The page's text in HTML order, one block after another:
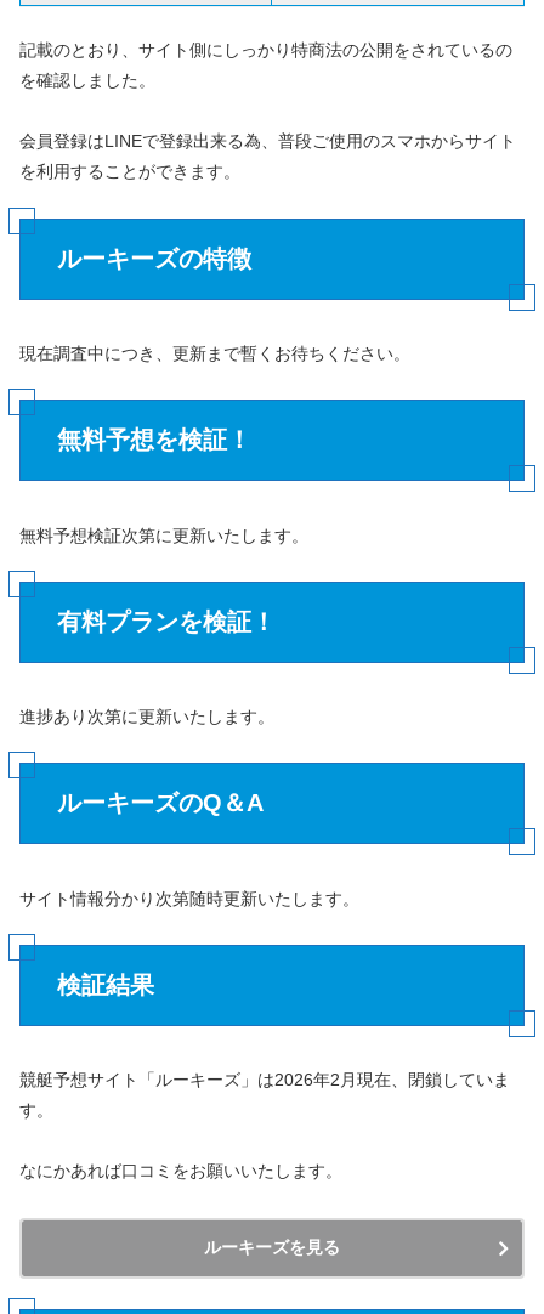
記載のとおり、サイト側にしっかり特商法の公開をされているの
を確認しました。
会員登録はLINEで登録出来る為、普段ご使用のスマホからサイト
を利用することができます。
ルーキーズの特徴
現在調査中につき、更新まで暫くお待ちください。
無料予想を検証！
無料予想検証次第に更新いたします。
有料プランを検証！
進捗あり次第に更新いたします。
ルーキーズのQ＆A
サイト情報分かり次第随時更新いたします。
検証結果
競艇予想サイト「ルーキーズ」は2026年2月現在、閉鎖していま
す。
なにかあれば口コミをお願いいたします。
ルーキーズを見る